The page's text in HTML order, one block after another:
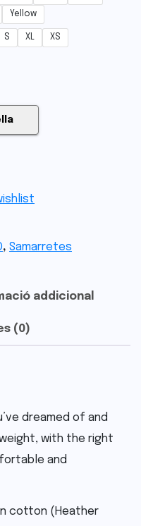
Yellow
S XL XS
, Samarretes
addicional
(0)
dreamed of and
with the right
and
cotton (Heather